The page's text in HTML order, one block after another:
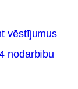
vēstījumus
nodarbību